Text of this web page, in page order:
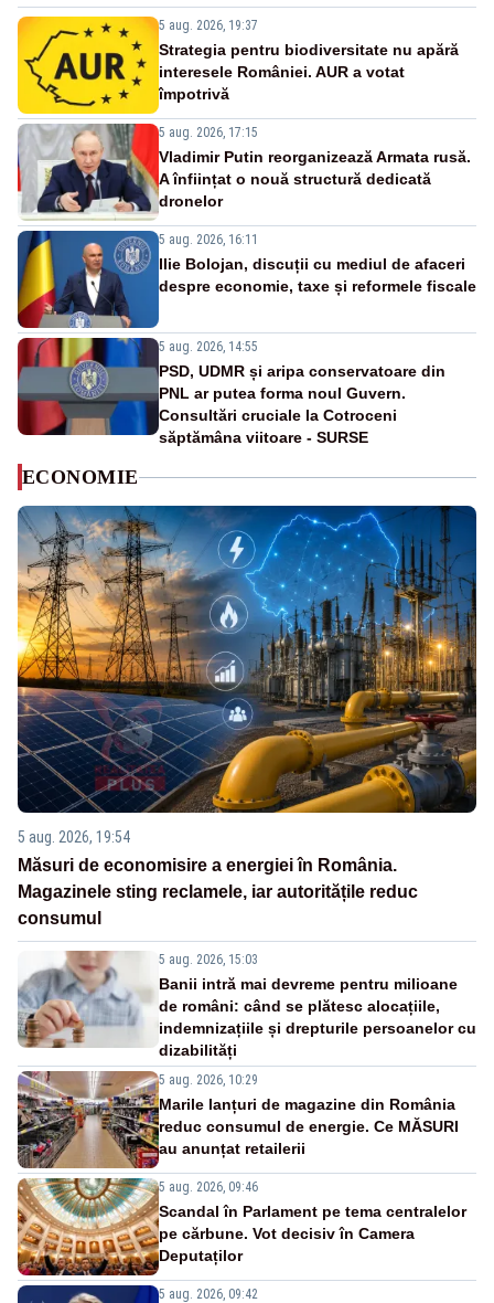
5 aug. 2026, 19:37
Strategia pentru biodiversitate nu apără
interesele României. AUR a votat
împotrivă
5 aug. 2026, 17:15
Vladimir Putin reorganizează Armata rusă.
A înființat o nouă structură dedicată
dronelor
5 aug. 2026, 16:11
Ilie Bolojan, discuții cu mediul de afaceri
despre economie, taxe și reformele fiscale
5 aug. 2026, 14:55
PSD, UDMR și aripa conservatoare din
PNL ar putea forma noul Guvern.
Consultări cruciale la Cotroceni
săptămâna viitoare - SURSE
ECONOMIE
5 aug. 2026, 19:54
Măsuri de economisire a energiei în România.
Magazinele sting reclamele, iar autoritățile reduc
consumul
5 aug. 2026, 15:03
Banii intră mai devreme pentru milioane
de români: când se plătesc alocațiile,
indemnizațiile și drepturile persoanelor cu
dizabilități
5 aug. 2026, 10:29
Marile lanțuri de magazine din România
reduc consumul de energie. Ce MĂSURI
au anunțat retailerii
5 aug. 2026, 09:46
Scandal în Parlament pe tema centralelor
pe cărbune. Vot decisiv în Camera
Deputaților
5 aug. 2026, 09:42